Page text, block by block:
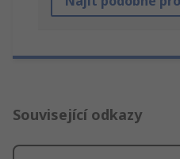
Související odkazy